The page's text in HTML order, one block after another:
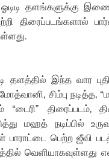
தளங்களுக்கு
திரைப்படங்களால்
தளத்தில் இந்த வார
சிம்பு நடித்த,
“டைரி” திரைப்படம்,
மஹத் நடிப்பில்
பாராட்டை பெற்ற ஜீவி
வெளியாகவுள்ளது